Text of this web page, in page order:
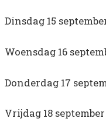
Dinsdag 15
Woensdag 16
Donderdag 17
Vrijdag 18 september